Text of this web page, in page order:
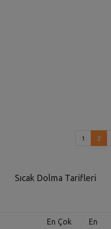
1 2
Sıcak Dolma Tarifleri
En Çok
En